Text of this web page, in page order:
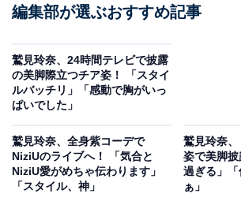
編集部が選ぶおすすめ記事
鷲見玲奈、24時間テレビで披露
の美脚際立つチア姿！ 「スタイ
ルバッチリ」「感動で胸がいっ
ぱいでした」
鷲見玲奈、全身紫コーデで
NiziUのライブへ！ 「気合と
NiziU愛がめちゃ伝わります」
「スタイル、神」
鷲見玲奈
姿で美脚
過ぎる」
ぁ」